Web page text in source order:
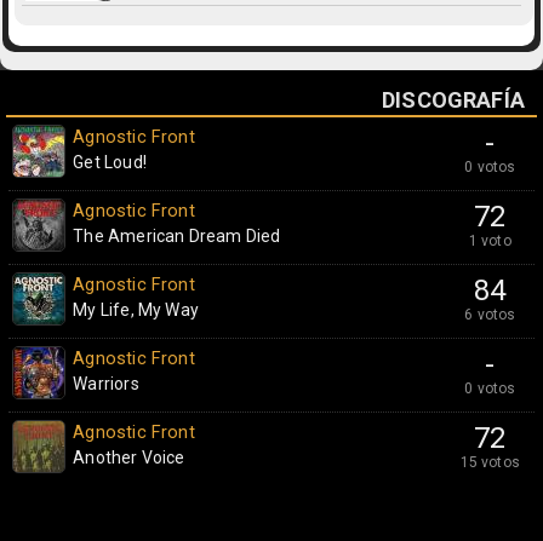
DISCOGRAFÍA
-
0 votos
Agnostic Front
Get Loud!
72
1 voto
Agnostic Front
The American Dream Died
84
6 votos
Agnostic Front
My Life, My Way
-
0 votos
Agnostic Front
Warriors
72
15 votos
Agnostic Front
Another Voice